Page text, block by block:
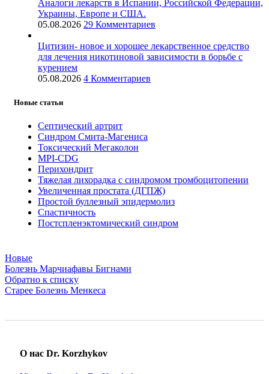
Аналоги лекарств в Испании, Российской Федерации,
Украины, Европе и США.
05.08.2026 29 Комментариев
Цитизин- новое и хорошее лекарственное средство
для лечения никотиновой зависимости в борьбе с
курением
05.08.2026 4 Комментариев
Новые статьи
Септический артрит
Синдром Смита-Магениса
Токсический Мегаколон
MPI-CDG
Перихондрит
Тяжелая лихорадка с синдромом тромбоцитопении
Увеличенная простата (ДГПЖ)
Простой буллезный эпидермолиз
Спастичность
Постспленэктомический синдром
Новые
Болезнь Марчиафавы Бигнами
Обратно к списку
Старее Болезнь Менкеса
О нас Dr. Korzhykov